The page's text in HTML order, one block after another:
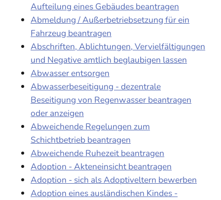
Aufteilung eines Gebäudes beantragen
Abmeldung / Außerbetriebsetzung für ein
Fahrzeug beantragen
Abschriften, Ablichtungen, Vervielfältigungen
und Negative amtlich beglaubigen lassen
Abwasser entsorgen
Abwasserbeseitigung - dezentrale
Beseitigung von Regenwasser beantragen
oder anzeigen
Abweichende Regelungen zum
Schichtbetrieb beantragen
Abweichende Ruhezeit beantragen
Adoption - Akteneinsicht beantragen
Adoption - sich als Adoptiveltern bewerben
Adoption eines ausländischen Kindes -